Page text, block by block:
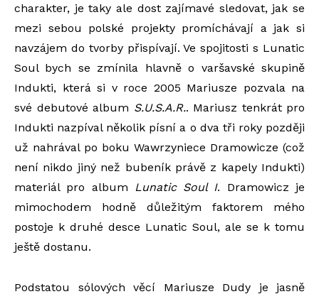
charakter, je taky ale dost zajímavé sledovat, jak se
mezi sebou polské projekty promíchávají a jak si
navzájem do tvorby přispívají. Ve spojitosti s Lunatic
Soul bych se zmínila hlavně o varšavské skupině
Indukti, která si v roce 2005 Mariusze pozvala na
své debutové album S.U.S.A.R.. Mariusz tenkrát pro
Indukti nazpíval několik písní a o dva tři roky později
už nahrával po boku Wawrzyniece Dramowicze (což
není nikdo jiný než bubeník právě z kapely Indukti)
materiál pro album
Lunatic Soul I. Dramowicz je
mimochodem hodně důležitým faktorem mého
postoje k druhé desce Lunatic Soul, ale se k tomu
ještě dostanu.
Podstatou sólových věcí Mariusze Dudy je jasně